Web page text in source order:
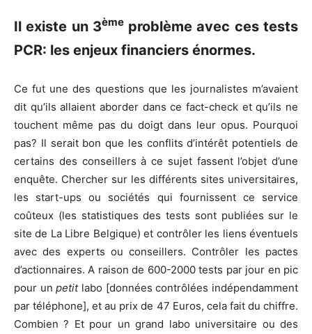
Il existe un 3èmeproblème avec ces tests
PCR: les enjeux financiers énormes.
Ce fut une des questions que les journalistes m’avaient
dit qu’ils allaient aborder dans ce fact-check et qu’ils ne
touchent même pas du doigt dans leur opus. Pourquoi
pas? Il serait bon que les conflits d’intérêt potentiels de
certains des conseillers à ce sujet fassent l’objet d’une
enquête. Chercher sur les différents sites universitaires,
les start-ups ou sociétés qui fournissent ce service
coûteux (les statistiques des tests sont publiées sur le
site de La Libre Belgique) et contrôler les liens éventuels
avec des experts ou conseillers. Contrôler les pactes
d’actionnaires. A raison de 600-2000 tests par jour en pic
pour unpetitlabo [données contrôlées indépendamment
par téléphone], et au prix de 47 Euros, cela fait du chiffre.
Combien ? Et pour un grand labo universitaire ou des